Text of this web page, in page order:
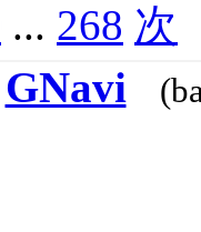
... 268 次
GNavi